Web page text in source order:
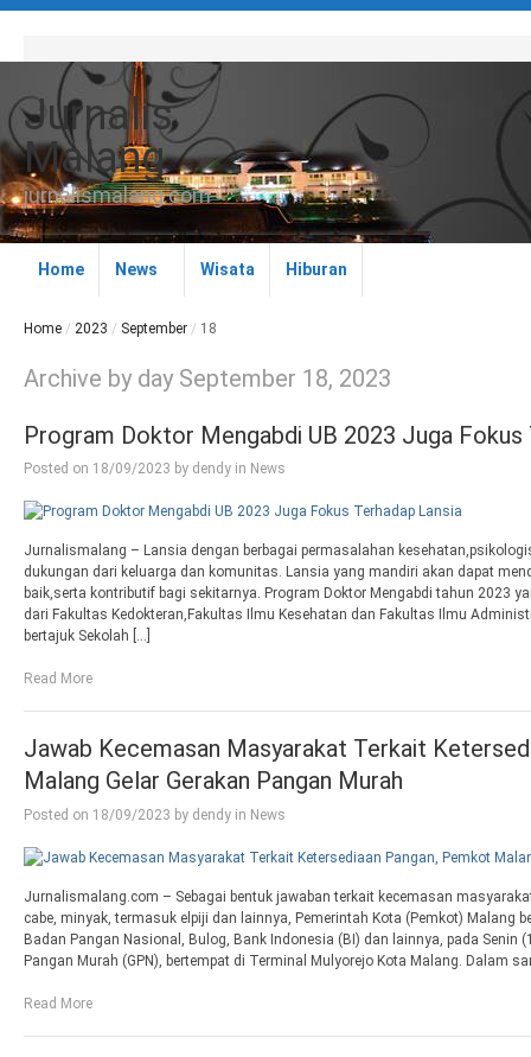
Jurnalis
Malang
jurnalismalang.com
Home News Wisata Hiburan
Home / 2023 / September / 18
Archive by day September 18, 2023
Program Doktor Mengabdi UB 2023 Juga Fokus
Posted on 18/09/2023 by dendy in News
Jurnalismalang – Lansia dengan berbagai permasalahan
dukungan dari keluarga dan komunitas. Lansia yang mandiri akan dapat
baik,serta kontributif bagi sekitarnya. Program Doktor Mengabdi tahun 2023
dari Fakultas Kedokteran,Fakultas Ilmu Kesehatan dan Fakultas Ilmu
bertajuk Sekolah […]
Read More
Jawab Kecemasan Masyarakat Terkait
Malang Gelar Gerakan Pangan Murah
Posted on 18/09/2023 by dendy in News
Jurnalismalang.com – Sebagai bentuk jawaban terkait kecemasan
cabe, minyak, termasuk elpiji dan lainnya, Pemerintah Kota (Pemkot) Malang
Badan Pangan Nasional, Bulog, Bank Indonesia (BI) dan lainnya, pada Senin
Pangan Murah (GPN), bertempat di Terminal Mulyorejo Kota Malang. Dalam
Read More